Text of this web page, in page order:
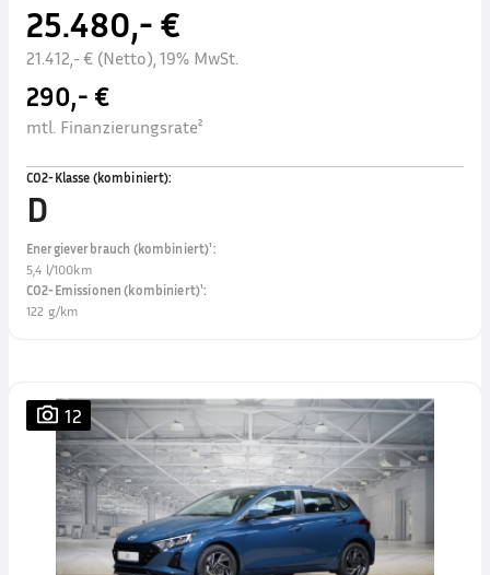
25.480,- €
21.412,- € (Netto), 19% MwSt.
290,- €
mtl. Finanzierungsrate²
CO2-Klasse (kombiniert):
D
Energieverbrauch (kombiniert)¹:
5,4 l/100km
CO2-Emissionen (kombiniert)¹:
122 g/km
12